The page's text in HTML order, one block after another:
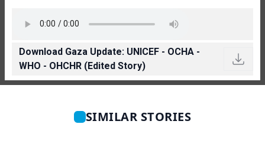
Download Gaza Update: UNICEF - OCHA -
WHO - OHCHR (Edited Story)
SIMILAR STORIES